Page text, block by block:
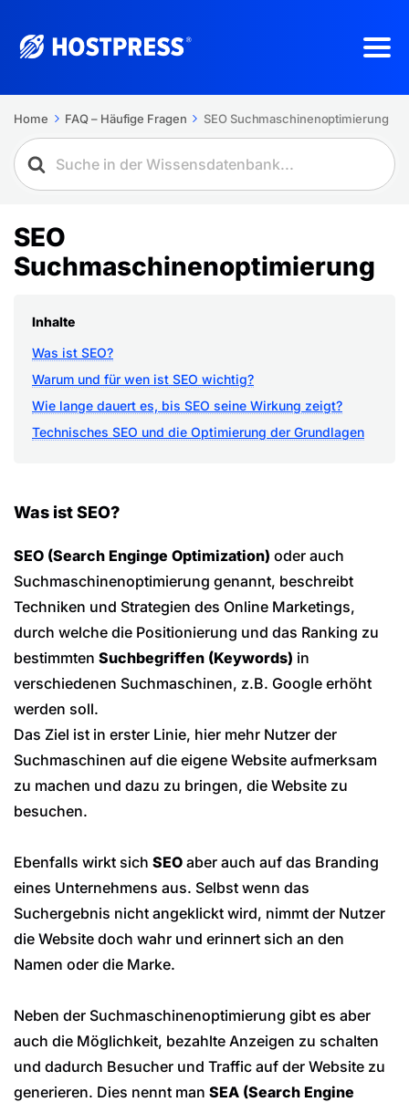
Home FAQ – Häufige Fragen SEO Suchmaschinenoptimierung
SEO
Suchmaschinenoptimierung
Inhalte
Was ist SEO?
Warum und für wen ist SEO wichtig?
Wie lange dauert es, bis SEO seine Wirkung zeigt?
Technisches SEO und die Optimierung der Grundlagen
Was ist SEO?
SEO (Search Enginge Optimization) oder auch
Suchmaschinenoptimierung genannt, beschreibt
Techniken und Strategien des Online Marketings,
durch welche die Positionierung und das Ranking zu
bestimmten Suchbegriffen (Keywords) in
verschiedenen Suchmaschinen, z.B. Google erhöht
werden soll.
Das Ziel ist in erster Linie, hier mehr Nutzer der
Suchmaschinen auf die eigene Website aufmerksam
zu machen und dazu zu bringen, die Website zu
besuchen.
Ebenfalls wirkt sich SEO aber auch auf das Branding
eines Unternehmens aus. Selbst wenn das
Suchergebnis nicht angeklickt wird, nimmt der Nutzer
die Website doch wahr und erinnert sich an den
Namen oder die Marke.
Neben der Suchmaschinenoptimierung gibt es aber
auch die Möglichkeit, bezahlte Anzeigen zu schalten
und dadurch Besucher und Traffic auf der Website zu
generieren. Dies nennt man SEA (Search Engine